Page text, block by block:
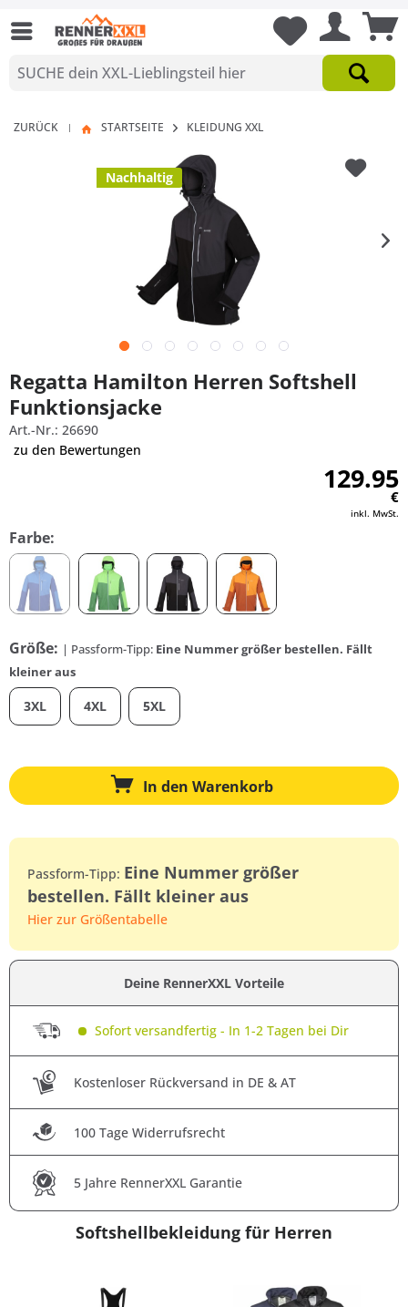
ZURÜCK | STARTSEITE KLEIDUNG XXL
Nachhaltig
Regatta Hamilton Herren Softshell
Funktionsjacke
Art.-Nr.: 26690
zu den Bewertungen
129.95
€
inkl. MwSt.
Farbe:
Größe: | Passform-Tipp: Eine Nummer größer bestellen. Fällt
kleiner aus
3XL 4XL 5XL
In den Warenkorb
Passform-Tipp: Eine Nummer größer
bestellen. Fällt kleiner aus
Hier zur Größentabelle
Deine RennerXXL Vorteile
Sofort versandfertig - In 1-2 Tagen bei Dir
Kostenloser Rückversand in DE & AT
100 Tage Widerrufsrecht
5 Jahre RennerXXL Garantie
Softshellbekleidung für Herren